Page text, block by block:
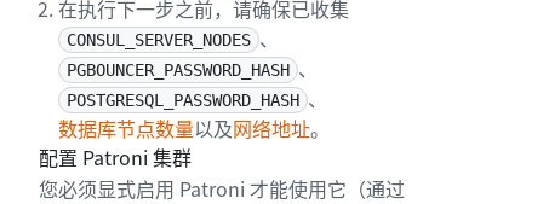
在执行下一步之前，请确保已收集
CONSUL_SERVER_NODES 、
PGBOUNCER_PASSWORD_HASH 、
POSTGRESQL_PASSWORD_HASH 、
数据库节点数量以及网络地址。
配置 Patroni 集群
您必须显式启用 Patroni 才能使用它（通过